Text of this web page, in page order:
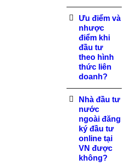
Ưu điểm và
nhược
điểm khi
đầu tư
theo hình
thức liên
doanh?
Nhà đầu tư
nước
ngoài đăng
ký đầu tư
online tại
VN được
không?